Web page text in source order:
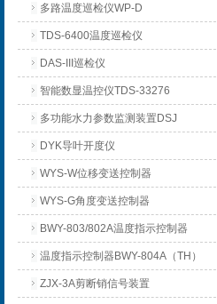
多路温度巡检仪WP-D
TDS-6400温度巡检仪
DAS-III巡检仪
智能数显温控仪TDS-33276
多功能水力参数监测装置DSJ
DYK导叶开度仪
WYS-W位移变送控制器
WYS-G角度变送控制器
BWY-803/802A温度指示控制器
温度指示控制器BWY-804A（TH）
ZJX-3A剪断销信号装置